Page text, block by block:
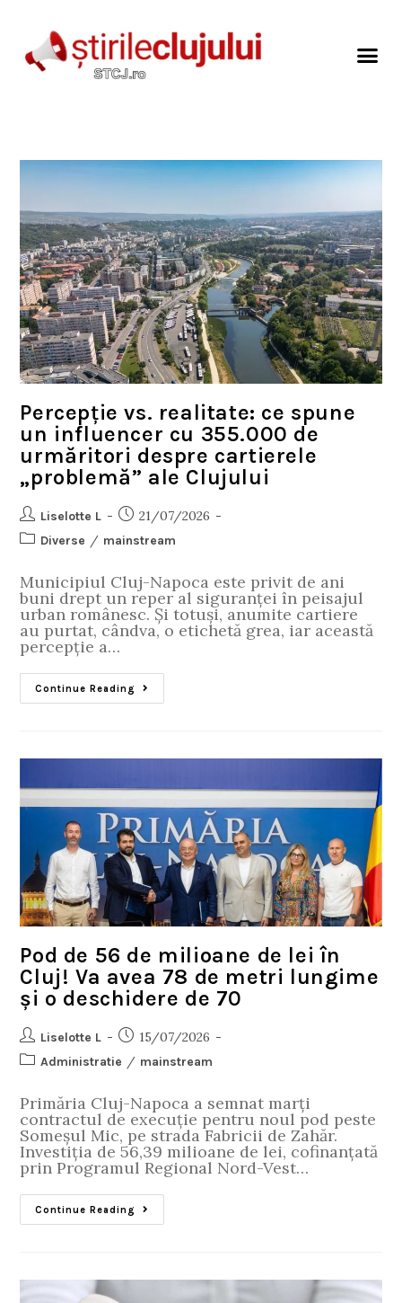
Percepție vs. realitate: ce spune
un influencer cu 355.000 de
urmăritori despre cartierele
„problemă” ale Clujului
Liselotte L 21/07/2026
Diverse / mainstream
Municipiul Cluj-Napoca este privit de ani
buni drept un reper al siguranței în peisajul
urban românesc. Și totuși, anumite cartiere
au purtat, cândva, o etichetă grea, iar această
percepție a…
Continue Reading
Pod de 56 de milioane de lei în
Cluj! Va avea 78 de metri lungime
și o deschidere de 70
Liselotte L 15/07/2026
Administratie / mainstream
Primăria Cluj-Napoca a semnat marți
contractul de execuție pentru noul pod peste
Someșul Mic, pe strada Fabricii de Zahăr.
Investiția de 56,39 milioane de lei, cofinanțată
prin Programul Regional Nord-Vest…
Continue Reading